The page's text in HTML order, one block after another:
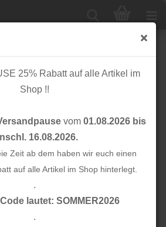
25% Rabatt auf alle Artikel im
Shop !!
vom 01.08.2026 bis
16.08.2026.
Zeit ab dem haben wir euch einen
auf alle Artikel im Shop hinterlegt.
.
lautet: SOMMER2026
.
- dry mustard - Mind the